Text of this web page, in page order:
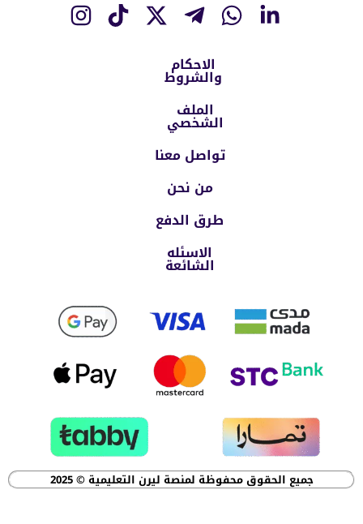
الملف
الشخصي
الاحكام
والشروط
تواصل معنا
من نحن
طرق الدفع
الاسئله
الشائعة
2025©جميع الحقوق محفوظة لمنصة ليرن التعليمية